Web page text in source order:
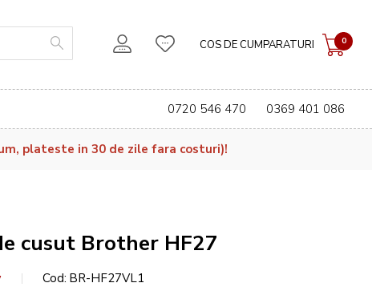
COS DE CUMPARATURI 0
0720 546 470 0369 401 086
plateste in 30 de zile fara costuri)!
cusut Brother HF27
Cod BR-HF27VL1